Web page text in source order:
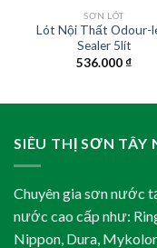
SƠN LÓT
Lót Nội Thất Odour-
Sealer 5lít
536.000₫
SIÊU THỊ SƠN TÂY
Chuyên gia sơn nước
nước cao cấp như:
Nippon, Dura,